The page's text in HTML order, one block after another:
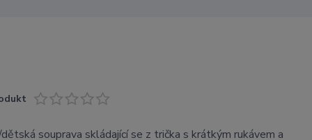
souprava skládající se z trička s krátkým rukávem a